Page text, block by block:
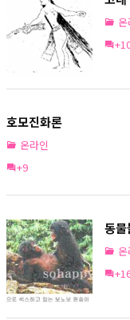
호모진화론
온라인
+9
동물